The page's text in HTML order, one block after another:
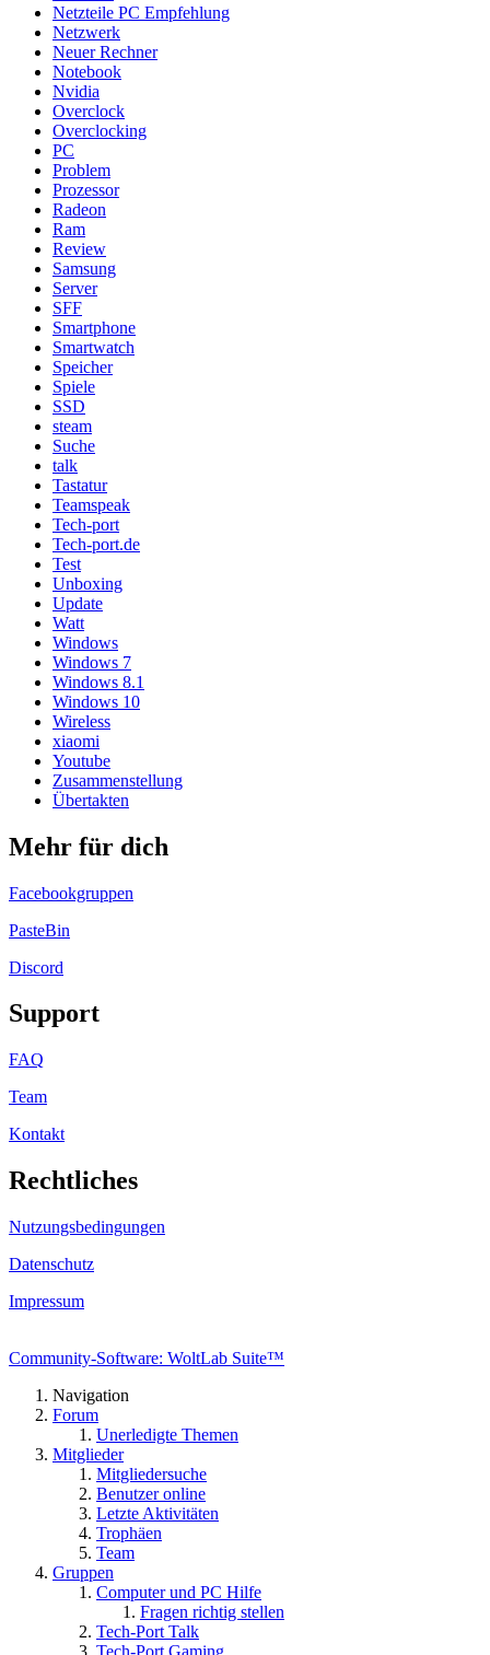
Netzteile PC Empfehlung
Netzwerk
Neuer Rechner
Notebook
Nvidia
Overclock
Overclocking
PC
Problem
Prozessor
Radeon
Ram
Review
Samsung
Server
SFF
Smartphone
Smartwatch
Speicher
Spiele
SSD
steam
Suche
talk
Tastatur
Teamspeak
Tech-port
Tech-port.de
Test
Unboxing
Update
Watt
Windows
Windows 7
Windows 8.1
Windows 10
Wireless
xiaomi
Youtube
Zusammenstellung
Übertakten
Mehr für dich
Facebookgruppen
PasteBin
Discord
Support
FAQ
Team
Kontakt
Rechtliches
Nutzungsbedingungen
Datenschutz
Impressum
Community-Software: WoltLab Suite™
Navigation
Forum
Unerledigte Themen
Mitglieder
Mitgliedersuche
Benutzer online
Letzte Aktivitäten
Trophäen
Team
Gruppen
Computer und PC Hilfe
Fragen richtig stellen
Tech-Port Talk